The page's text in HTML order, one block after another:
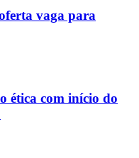
vaga para
ética com início do